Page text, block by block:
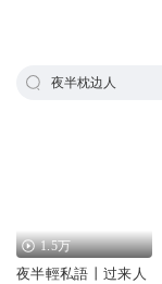
夜半枕边人
1.5万
夜半輕私語丨过来人